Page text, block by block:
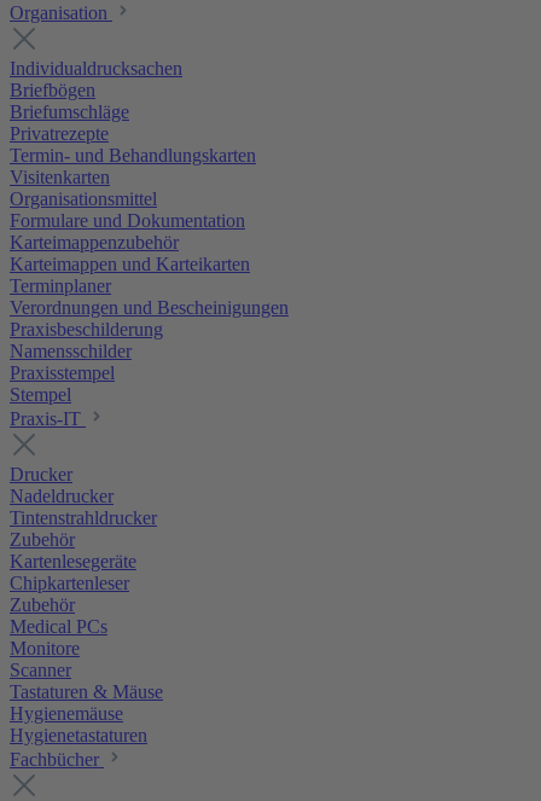
Organisation
Individualdrucksachen
Briefbögen
Briefumschläge
Privatrezepte
Termin- und Behandlungskarten
Visitenkarten
Organisationsmittel
Formulare und Dokumentation
Karteimappenzubehör
Karteimappen und Karteikarten
Terminplaner
Verordnungen und Bescheinigungen
Praxisbeschilderung
Namensschilder
Praxisstempel
Stempel
Praxis-IT
Drucker
Nadeldrucker
Tintenstrahldrucker
Zubehör
Kartenlesegeräte
Chipkartenleser
Zubehör
Medical PCs
Monitore
Scanner
Tastaturen & Mäuse
Hygienemäuse
Hygienetastaturen
Fachbücher